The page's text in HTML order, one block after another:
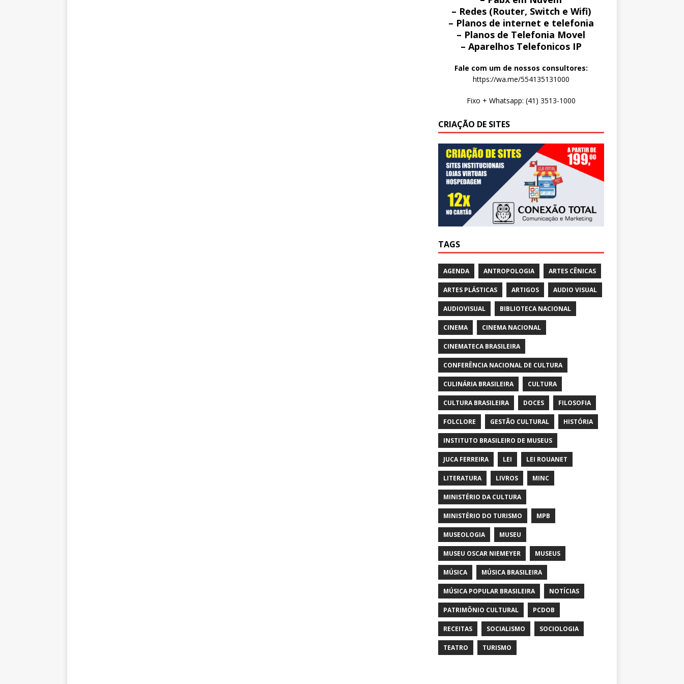
– Redes (Router, Switch e Wifi)
– Planos de internet e telefonia
– Planos de Telefonia Movel
– Aparelhos Telefonicos IP
Fale com um de nossos consultores:
https://wa.me/554135131000
Fixo + Whatsapp: (41) 3513-1000
CRIAÇÃO DE SITES
TAGS
AGENDA ANTROPOLOGIA ARTES CÊNICAS
ARTES PLÁSTICAS ARTIGOS AUDIO VISUAL
AUDIOVISUAL BIBLIOTECA NACIONAL
CINEMA CINEMA NACIONAL
CINEMATECA BRASILEIRA
CONFERÊNCIA NACIONAL DE CULTURA
CULINÁRIA BRASILEIRA CULTURA
CULTURA BRASILEIRA DOCES FILOSOFIA
FOLCLORE GESTÃO CULTURAL HISTÓRIA
INSTITUTO BRASILEIRO DE MUSEUS
JUCA FERREIRA LEI LEI ROUANET
LITERATURA LIVROS MINC
MINISTÉRIO DA CULTURA
MINISTÉRIO DO TURISMO MPB
MUSEOLOGIA MUSEU
MUSEU OSCAR NIEMEYER MUSEUS
MÚSICA MÚSICA BRASILEIRA
MÚSICA POPULAR BRASILEIRA NOTÍCIAS
PATRIMÔNIO CULTURAL PCDOB
RECEITAS SOCIALISMO SOCIOLOGIA
TEATRO TURISMO